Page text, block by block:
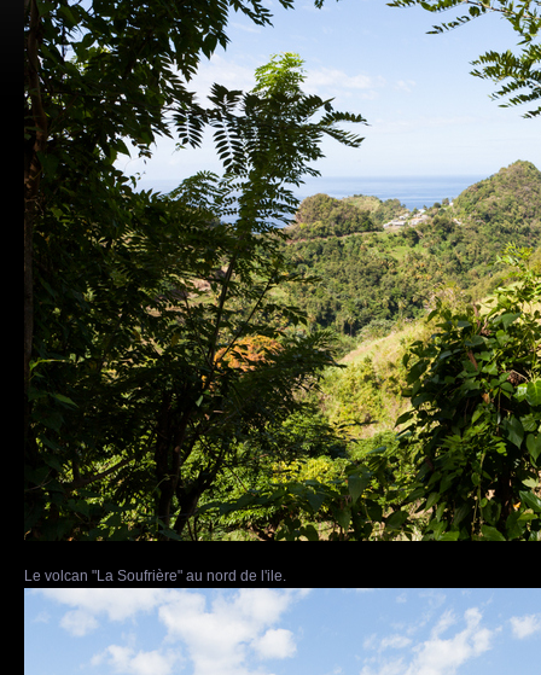
Le volcan "La Soufrière" au nord de l'ile.